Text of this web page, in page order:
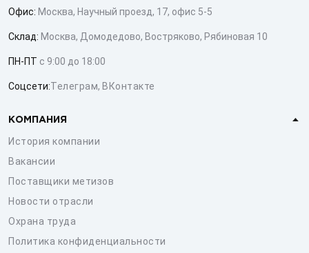
Офис: Москва, Научный проезд, 17, офис 5-5
Склад: Москва, Домодедово, Востряково, Рябиновая 10
ПН-ПТ с 9:00 до 18:00
Соцсети:Телеграм, ВКонтакте
КОМПАНИЯ
История компании
Вакансии
Поставщики метизов
Новости отрасли
Охрана труда
Политика конфиденциальности